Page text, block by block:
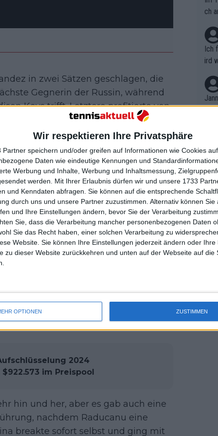
Wir respektieren Ihre Privatsphäre
Partner speichern und/oder greifen auf Informationen wie Cookies
Daten wie eindeutige Kennungen und
Werbung und Inhalte, Werbung und Inhaltsmessung,
werden. Mit Ihrer Erlaubnis dürfen wir und unsere 1733
und Kenndaten abfragen. Sie können auf die entsprechende
durch uns und unsere Partner zuzustimmen. Alternativ können Sie
und Ihre Einstellungen ändern, bevor Sie der Verarbeitung
Sie, dass die Verarbeitung mancher personenbezogenen Daten
Sie das Recht haben, einer solchen Verarbeitung zu
Website. Sie können Ihre Einstellungen jederzeit ändern oder Ihre
zu dieser Website zurückkehren und unten auf der Webseite auf die
OPTIONEN ZUSTIMMEN
in zwei Sätzen geschlagen, die
Gegnerin der Russin, während
Keys trifft. Letztere profitierte von
Verletzungsprobleme am rechten
für ihr Ausscheiden angegeben
International gekommen
ziemlich enttäuscht
auf ein Weiterkommen schwand.
Open-Siegerin musste sich in knapp
geben.
und auch beim Stand von 4:1
von Kasatkina zu kontrollieren.
schließlich, den Aufschlag zu
Unvermögen, den Aufschlag
in zwei Spielen, bevor sie den Satz
ging.
2024
im Preispool
hin und her, aber es gab auch eine
nachdem Raducanu eine
breakte sofort selbst und ging mit
ch
Ich
ird
r in
em
t,
B.
on
uss
mal
des
n
nt.
kel